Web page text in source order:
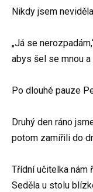
Nikdy jsem
„Já se
abys šel se mnou a
Po dlouhé pauze
Druhý den ráno
potom zamířili do
Třídní učitelka nám
Seděla u stolu